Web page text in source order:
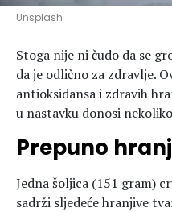
Unsplash
Stoga nije ni čudo da se
da je odlično za zdravlje.
antioksidansa i zdravih
u nastavku donosi
Prepuno
Jedna šoljica (151 gram)
sadrži sljedeće hranjive